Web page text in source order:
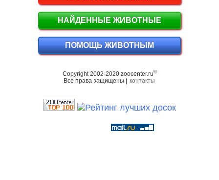
НАЙДЕННЫЕ ЖИВОТНЫЕ
ПОМОЩЬ ЖИВОТНЫМ
Copyright 2002-2020 zoocenter.ru©
Все права защищены | контакты